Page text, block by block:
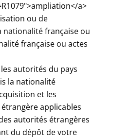
a>
ou de
française ou
française ou actes
autorités du pays
la nationalité
et les
applicables
autorités étrangères
du dépôt de votre